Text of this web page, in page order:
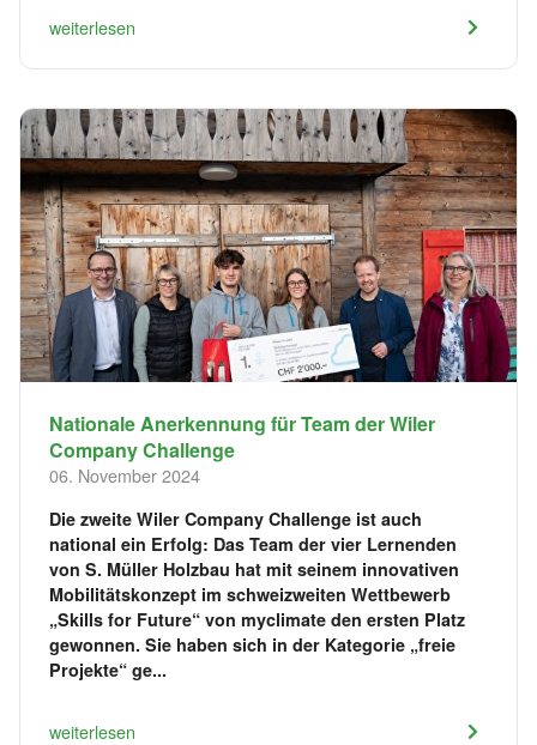
weiterlesen
Nationale Anerkennung für Team der Wiler
Company Challenge
06. November 2024
Die zweite Wiler Company Challenge ist auch
national ein Erfolg: Das Team der vier Lernenden
von S. Müller Holzbau hat mit seinem innovativen
Mobilitätskonzept im schweizweiten Wettbewerb
„Skills for Future“ von myclimate den ersten Platz
gewonnen. Sie haben sich in der Kategorie „freie
Projekte“ ge...
weiterlesen